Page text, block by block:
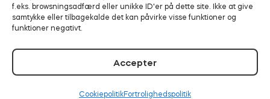
f.eks. browsningsadfærd eller unikke ID'er på dette site. Ikke at give
samtykke eller tilbagekalde det kan påvirke visse funktioner og
funktioner negativt.
Accepter
CookiepolitikFortrolighedspolitik
Køb nu
LÆS MERE